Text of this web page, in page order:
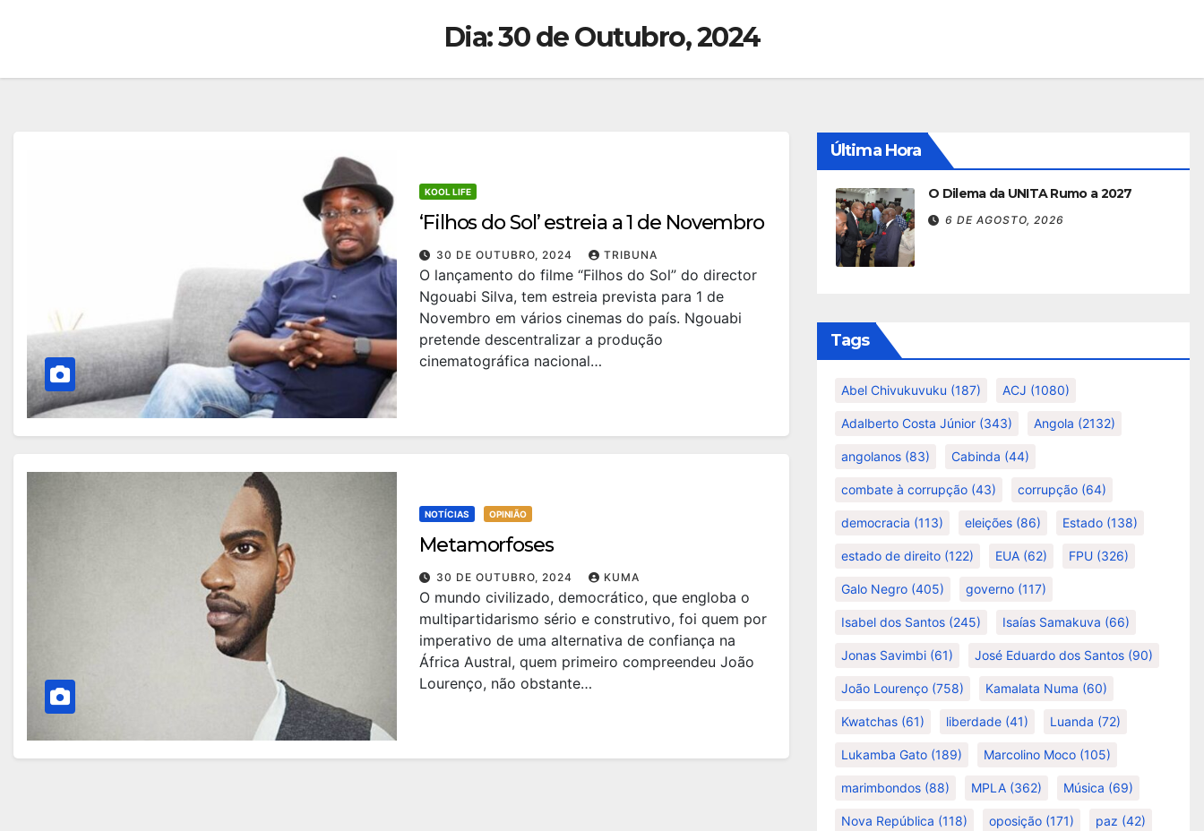
Dia:30 de Outubro, 2024
KOOL LIFE
‘Filhos do Sol’ estreia a 1 de Novembro
30 DE OUTUBRO, 2024 TRIBUNA
O lançamento do filme “Filhos do Sol” do director
Ngouabi Silva, tem estreia prevista para 1 de
Novembro em vários cinemas do país. Ngouabi
pretende descentralizar a produção
cinematográfica nacional…
NOTÍCIAS OPINIÃO
Metamorfoses
30 DE OUTUBRO, 2024 KUMA
O mundo civilizado, democrático, que engloba o
multipartidarismo sério e construtivo, foi quem por
imperativo de uma alternativa de confiança na
África Austral, quem primeiro compreendeu João
Lourenço, não obstante…
Última Hora
O Dilema da UNITA Rumo a 2027
6 DE AGOSTO, 2026
Tags
Abel Chivukuvuku (187) ACJ (1080)
Adalberto Costa Júnior (343) Angola (2132)
angolanos (83) Cabinda (44)
combate à corrupção (43) corrupção (64)
democracia (113) eleições (86) Estado (138)
estado de direito (122) EUA (62) FPU (326)
Galo Negro (405) governo (117)
Isabel dos Santos (245) Isaías Samakuva (66)
Jonas Savimbi (61) José Eduardo dos Santos (90)
João Lourenço (758) Kamalata Numa (60)
Kwatchas (61) liberdade (41) Luanda (72)
Lukamba Gato (189) Marcolino Moco (105)
marimbondos (88) MPLA (362) Música (69)
Nova República (118) oposição (171) paz (42)